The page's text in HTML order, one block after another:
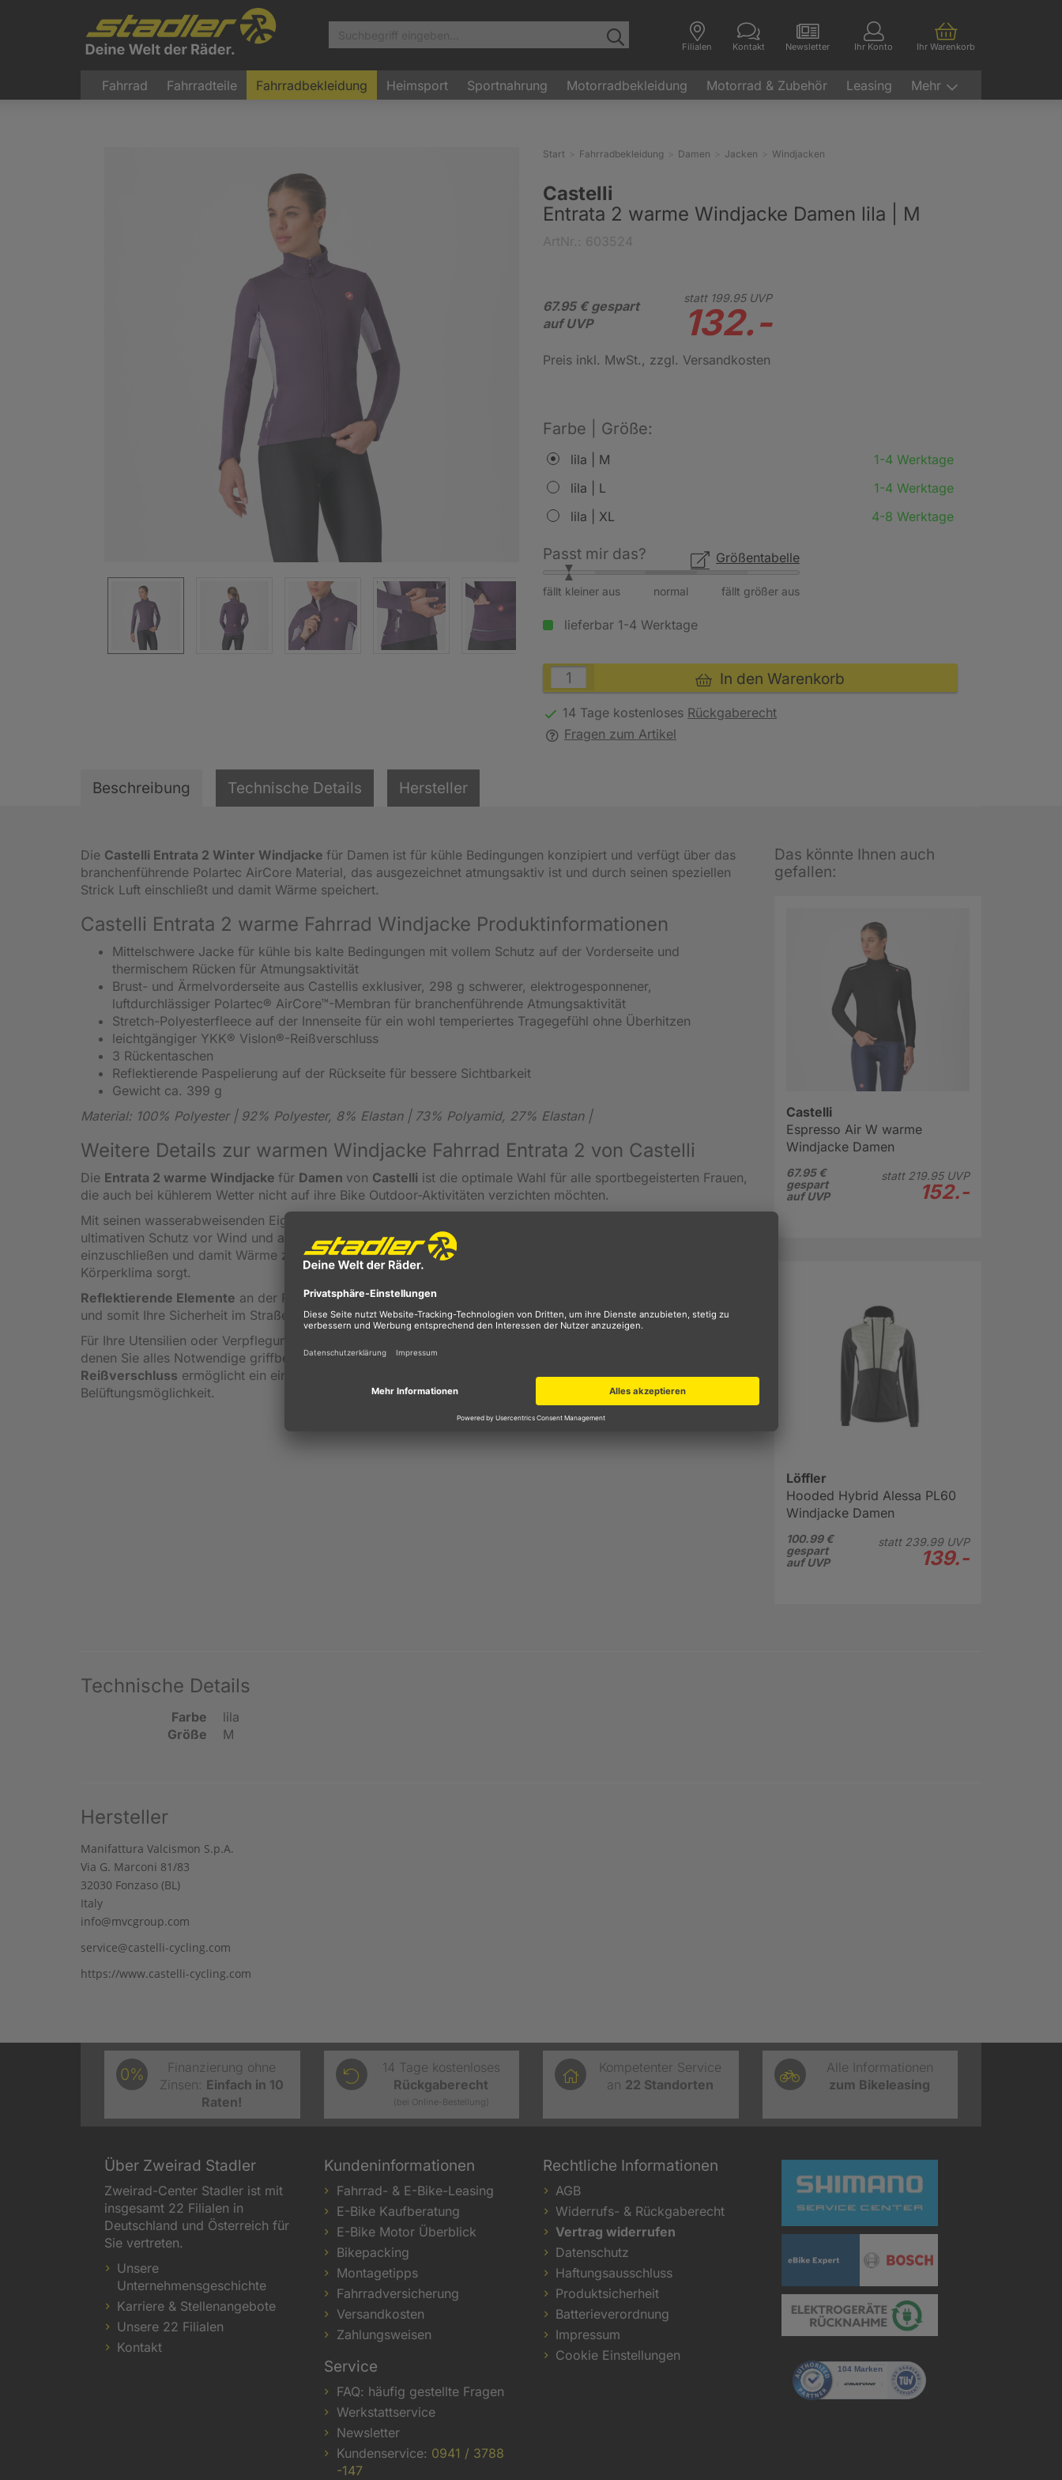
Filialen Kontakt Newsletter Ihr Konto Ihr Warenkorb
Fahrrad Fahrradteile Fahrradbekleidung Heimsport Sportnahrung Motorradbekleidung Motorrad & Zubehör Leasing Mehr
Start Fahrradbekleidung Damen Jacken Windjacken
Castelli
Entrata 2 warme Windjacke Damen lila | M
67.95 € gespart
auf UVP
statt 199.95UVP
132.-
Preis inkl. MwSt., zzgl. Versandkosten
Farbe | Größe:
lila | M
1-4 Werktage
lila | L
1-4 Werktage
lila | XL
4-8 Werktage
Größentabelle
Passt mir das?
fällt kleiner aus fällt größer aus
normal
lieferbar 1-4 Werktage
In den Warenkorb
14 Tage kostenloses Rückgaberecht
Fragen zum Artikel
Beschreibung Technische Details Hersteller
Die Castelli Entrata 2 Winter Windjacke für Damen ist für kühle Bedingungen konzipiert und verfügt über das
branchenführende Polartec AirCore Material, das ausgezeichnet atmungsaktiv ist und durch seinen speziellen
Strick Luft einschließt und damit Wärme speichert.
Castelli Entrata 2 warme Fahrrad Windjacke Produktinformationen
Mittelschwere Jacke für kühle bis kalte Bedingungen mit vollem Schutz auf der Vorderseite und
thermischem Rücken für Atmungsaktivität
Brust- und Ärmelvorderseite aus Castellis exklusiver, 298 g schwerer, elektrogesponnener,
luftdurchlässiger Polartec® AirCore™-Membran für branchenführende Atmungsaktivität
Stretch-Polyesterfleece auf der Innenseite für ein wohl temperiertes Tragegefühl ohne Überhitzen
leichtgängiger YKK® Vislon®-Reißverschluss
3 Rückentaschen
Reflektierende Paspelierung auf der Rückseite für bessere Sichtbarkeit
Gewicht ca. 399 g
Material: 100% Polyester | 92% Polyester, 8% Elastan | 73% Polyamid, 27% Elastan |
Weitere Details zur warmen Windjacke Fahrrad Entrata 2 von Castelli
Die Entrata 2 warme Windjacke für Damen von Castelli ist die optimale Wahl für alle sportbegeisterten Frauen,
die auch bei kühlerem Wetter nicht auf ihre Bike Outdoor-Aktivitäten verzichten möchten.
Mit seinen wasserabweisenden Eigenschaften und dem innovativen Polartec AirCore bietet diese Jacke
ultimativen Schutz vor Wind und angenehme Wärme. Die spezielle Stricktechnik ermöglicht es, Luft
einzuschließen und damit Wärme zu speichern, während gleichzeitig die Atmungsaktivität für ein trockenes
Körperklima sorgt.
Reflektierende Elemente an der Rückseite können Ihre Sichtbarkeit bei schlechten Lichtverhältnissen erhöhen
und somit Ihre Sicherheit im Straßenverkehr verbessern.
Für Ihre Utensilien oder Verpflegung während der Fahrt stehen Ihnen drei Rückentaschen zur Verfügung, in
denen Sie alles Notwendige griffbereit verstauen können. Der
Reißverschluss ermöglicht ein einfaches An- und Ausziehen und bietet eine einfache und schnelle
Belüftungsmöglichkeit.
Das könnte Ihnen auch
gefallen:
Castelli
Espresso Air W warme
Windjacke Damen
67.95 €
gespart
auf UVP
statt 219.95UVP
152.-
Löffler
Hooded Hybrid Alessa PL60
Windjacke Damen
100.99 €
gespart
auf UVP
statt 239.99UVP
139.-
Technische Details
Farbe
lila
Größe
M
Hersteller
Manifattura Valcismon S.p.A.
Via G. Marconi 81/83
32030 Fonzaso (BL)
Italy
info@mvcgroup.com
service@castelli-cycling.com
https://www.castelli-cycling.com
0%
Finanzierung ohne
Zinsen: Einfach in 10
Raten!
14 Tage kostenloses
Rückgaberecht
(bei Online-Bestellung)
Kompetenter Service
an 22 Standorten
Alle Informationen
zum Bikeleasing
Über Zweirad Stadler
Zweirad-Center Stadler ist mit
insgesamt 22 Filialen in
Deutschland und Österreich für
Sie vertreten.
Unsere
Unternehmensgeschichte
Karriere & Stellenangebote
Unsere 22 Filialen
Kontakt
Kundeninformationen
Fahrrad- & E-Bike-Leasing
E-Bike Kaufberatung
E-Bike Motor Überblick
Bikepacking
Montagetipps
Fahrradversicherung
Versandkosten
Zahlungsweisen
Service
FAQ: häufig gestellte Fragen
Werkstattservice
Newsletter
Kundenservice: 0941 / 3788
-147
Rechtliche Informationen
AGB
Widerrufs- & Rückgaberecht
Vertrag widerrufen
Datenschutz
Haftungsausschluss
Produktsicherheit
Batterieverordnung
Impressum
Cookie Einstellungen